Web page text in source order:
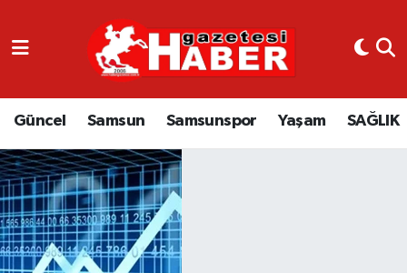
Güncel Samsun Samsunspor Yaşam SAĞLIK
GÜNCEL
SAMSUN
SAMSUNSPOR
EKONOMİ
YAŞAM